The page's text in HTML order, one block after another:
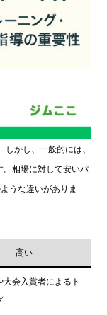
かし、一般的には、
相場に対して安いパ
うな違いがありま
高い
大会入賞者によるト